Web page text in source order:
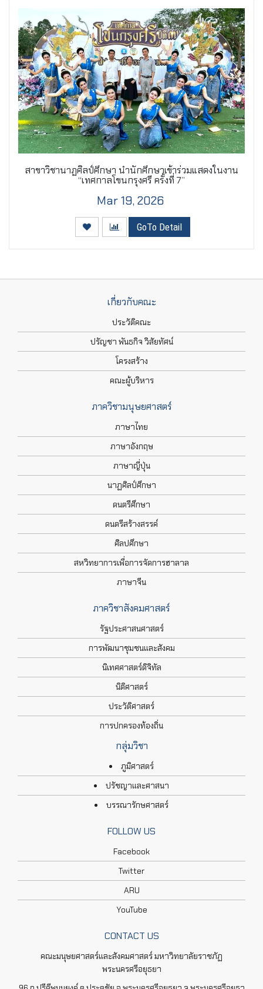
สาขาวิชานาฏศิลป์ศึกษา นำนักศึกษาเข้าร่วมแสดงในงาน
“เทศกาลโขนกรุงศรี ครั้งที่ 7”
Mar 19, 2026
GoTo Detail
เกี่ยวกับคณะ
ประวัติคณะ
ปรัญชา พันธกิจ วิสัยทัศน์
โครงสร้าง
คณะผู้บริหาร
ภาควิชามนุษยศาสตร์
ภาษาไทย
ภาษาอังกฤษ
ภาษาญี่ปุ่น
นาฏศิลป์ศึกษา
ดนตรีศึกษา
ดนตรีสร้างสรรค์
ศิลปศึกษา
สหวิทยาการเพื่อการจัดการฮาลาล
ภาษาจีน
ภาควิชาสังคมศาสตร์
รัฐประศาสนศาสตร์
การพัฒนาชุมชนและสังคม
นิเทศศาสตร์ดิจิทัล
นิติศาสตร์
ประวัติศาสตร์
การปกครองท้องถิ่น
กลุ่มวิชา
ภูมิศาสตร์
ปรัชญาและศาสนา
บรรณารักษศาสตร์
FOLLOW US
Facebook
Twitter
ARU
YouTube
CONTACT US
คณะมนุษยศาสตร์และสังคมศาสตร์ มหาวิทยาลัยราชภัฏ
พระนครศรีอยุธยา